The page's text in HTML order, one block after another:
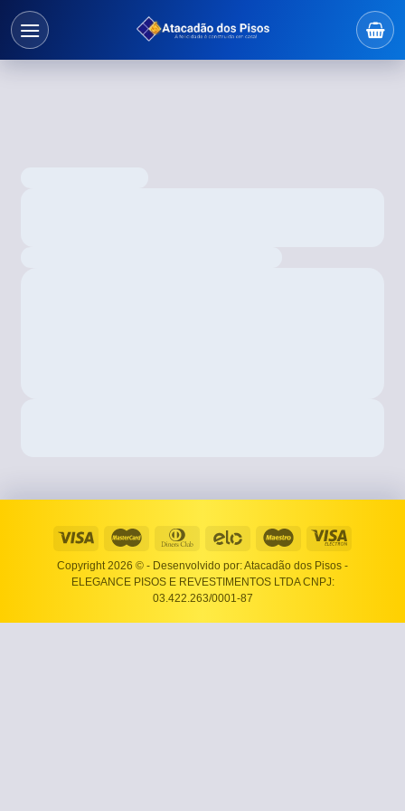
Copyright 2026 © - Desenvolvido por: Atacadão dos Pisos -
ELEGANCE PISOS E REVESTIMENTOS LTDA CNPJ:
03.422.263/0001-87